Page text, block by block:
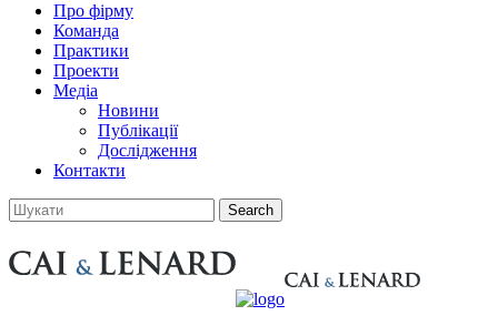
Про фірму
Команда
Практики
Проекти
Медіа
Новини
Публікації
Дослідження
Контакти